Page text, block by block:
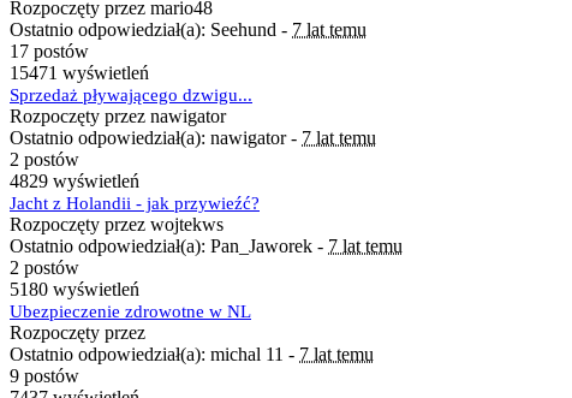
Rozpoczęty przez mario48
Ostatnio odpowiedział(a): Seehund - 7 lat temu
17 postów
15471 wyświetleń
Sprzedaż pływającego dzwigu...
Rozpoczęty przez nawigator
Ostatnio odpowiedział(a): nawigator - 7 lat temu
2 postów
4829 wyświetleń
Jacht z Holandii - jak przywieźć?
Rozpoczęty przez wojtekws
Ostatnio odpowiedział(a): Pan_Jaworek - 7 lat temu
2 postów
5180 wyświetleń
Ubezpieczenie zdrowotne w NL
Rozpoczęty przez
Ostatnio odpowiedział(a): michal 11 - 7 lat temu
9 postów